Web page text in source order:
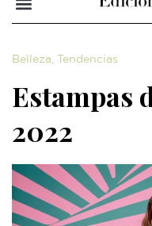
Belleza, Tendencias
Estampas
2022